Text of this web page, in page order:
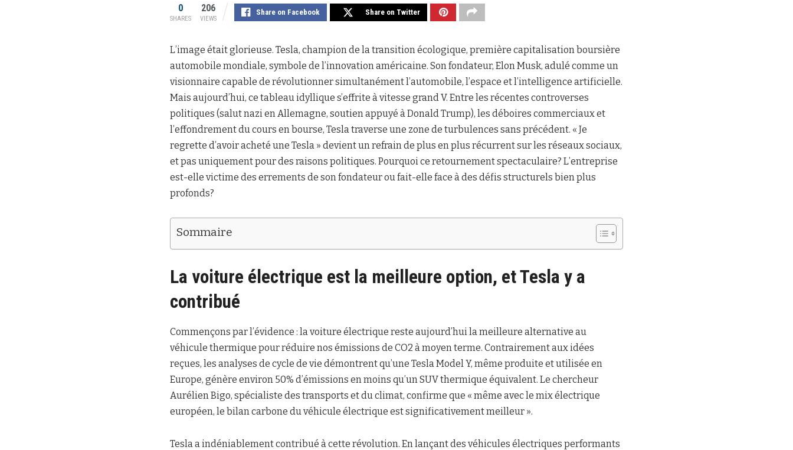
0
SHARES
206
VIEWS
Share on Facebook Share on Twitter
L’image était glorieuse. Tesla, champion de la transition écologique, première capitalisation boursière
automobile mondiale, symbole de l’innovation américaine. Son fondateur, Elon Musk, adulé comme un
visionnaire capable de révolutionner simultanément l’automobile, l’espace et l’intelligence artificielle.
Mais aujourd’hui, ce tableau idyllique s’effrite à vitesse grand V. Entre les récentes controverses
politiques (salut nazi en Allemagne, soutien appuyé à Donald Trump), les déboires commerciaux et
l’effondrement du cours en bourse, Tesla traverse une zone de turbulences sans précédent. « Je
regrette d’avoir acheté une Tesla » devient un refrain de plus en plus récurrent sur les réseaux sociaux,
et pas uniquement pour des raisons politiques. Pourquoi ce retournement spectaculaire? L’entreprise
est-elle victime des errements de son fondateur ou fait-elle face à des défis structurels bien plus
profonds?
Sommaire
La voiture électrique est la meilleure option, et Tesla y a
contribué
Commençons par l’évidence : la voiture électrique reste aujourd’hui la meilleure alternative au
véhicule thermique pour réduire nos émissions de CO2 à moyen terme. Contrairement aux idées
reçues, les analyses de cycle de vie démontrent qu’une Tesla Model Y, même produite et utilisée en
Europe, génère environ 50% d’émissions en moins qu’un SUV thermique équivalent. Le chercheur
Aurélien Bigo, spécialiste des transports et du climat, confirme que « même avec le mix électrique
européen, le bilan carbone du véhicule électrique est significativement meilleur ».
Tesla a indéniablement contribué à cette révolution. En lançant des véhicules électriques performants